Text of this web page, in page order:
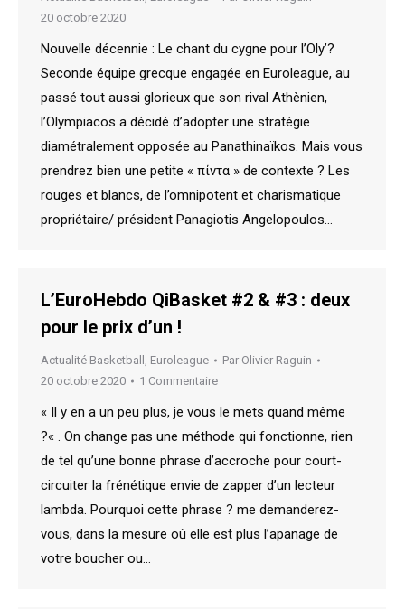
20 octobre 2020
Nouvelle décennie : Le chant du cygne pour l’Oly’?
Seconde équipe grecque engagée en Euroleague, au
passé tout aussi glorieux que son rival Athènien,
l’Olympiacos a décidé d’adopter une stratégie
diamétralement opposée au Panathinaïkos. Mais vous
prendrez bien une petite « πίντα » de contexte ? Les
rouges et blancs, de l’omnipotent et charismatique
propriétaire/ président Panagiotis Angelopoulos…
L’EuroHebdo QiBasket #2 & #3 : deux
pour le prix d’un !
Actualité Basketball , Euroleague Par Olivier Raguin
20 octobre 2020
1 Commentaire
« Il y en a un peu plus, je vous le mets quand même
?« . On change pas une méthode qui fonctionne, rien
de tel qu’une bonne phrase d’accroche pour court-
circuiter la frénétique envie de zapper d’un lecteur
lambda. Pourquoi cette phrase ? me demanderez-
vous, dans la mesure où elle est plus l’apanage de
votre boucher ou…